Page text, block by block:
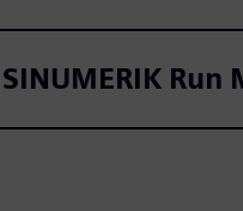
Run